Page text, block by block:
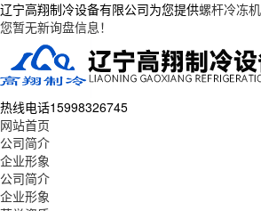
辽宁高翔制冷设备有限公司为您提供螺杆冷冻机
您暂无新询盘信息！
热线电话15998326745
网站首页
公司简介
企业形象
公司简介
企业形象